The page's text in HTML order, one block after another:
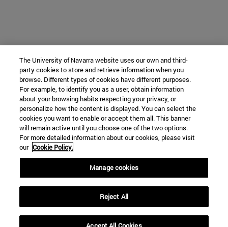
The University of Navarra website uses our own and third-
party cookies to store and retrieve information when you
browse. Different types of cookies have different purposes.
For example, to identify you as a user, obtain information
about your browsing habits respecting your privacy, or
personalize how the content is displayed. You can select the
cookies you want to enable or accept them all. This banner
will remain active until you choose one of the two options.
For more detailed information about our cookies, please visit
our Cookie Policy.
Manage cookies
Reject All